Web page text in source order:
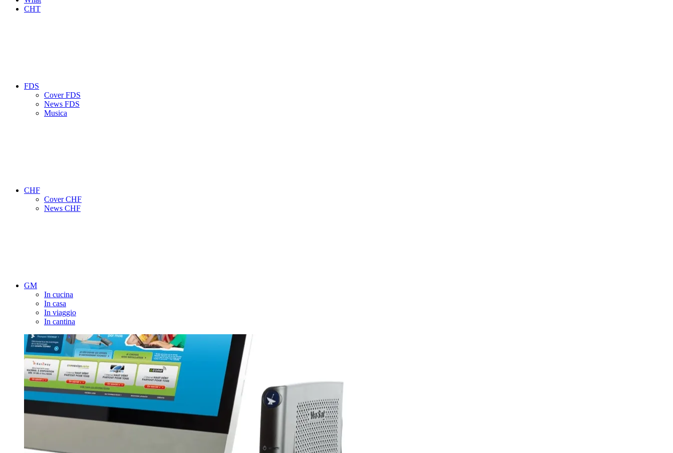
CHT
FDS
Cover FDS
News FDS
Musica
CHF
Cover CHF
News CHF
GM
In cucina
In casa
In viaggio
In cantina